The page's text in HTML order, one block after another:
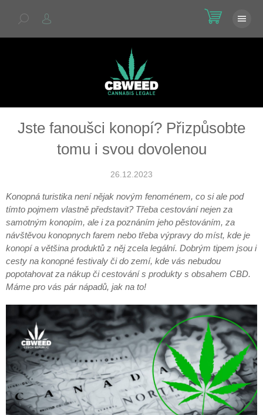
Jste fanoušci konopí? Přizpůsobte
tomu i svou dovolenou
26.12.2023
Konopná turistika není nějak novým fenoménem, co si ale pod
tímto pojmem vlastně představit? Třeba cestování nejen za
samotným konopím, ale i za poznáním jeho pěstováním, za
návštěvou konopnych farem nebo třeba výpravy do míst, kde je
konopí a většina produktů z něj zcela legální. Dobrým tipem jsou i
cesty na konopné festivaly či do zemí, kde vás nebudou
popotahovat za nákup či cestování s produkty s obsahem CBD.
Máme pro vás pár nápadů, jak na to!